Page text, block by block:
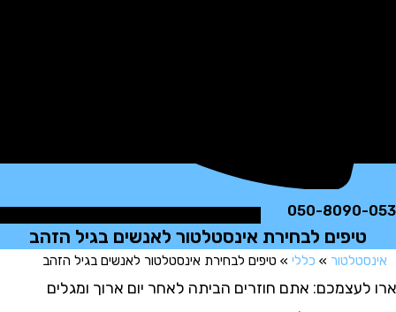
050-
לבחירת אינסטלטור לאנשים בגיל הזהב
»כללי»טיפים לבחירת אינסטלטור לאנשים בגיל הזהב
אתם חוזרים הביתה לאחר יום ארוך ומגלים